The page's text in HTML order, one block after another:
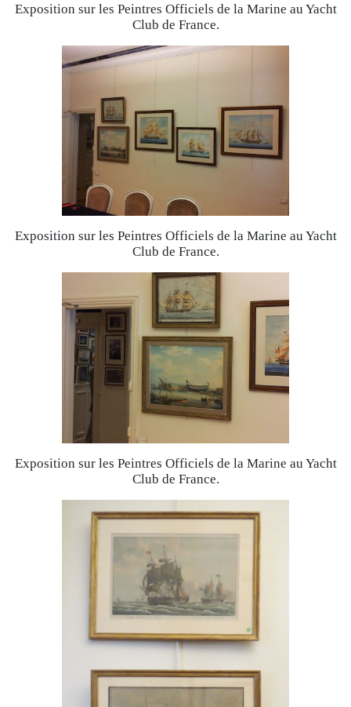
Exposition sur les Peintres Officiels de la Marine au Yacht
Club de France.
Exposition sur les Peintres Officiels de la Marine au Yacht
Club de France.
Exposition sur les Peintres Officiels de la Marine au Yacht
Club de France.